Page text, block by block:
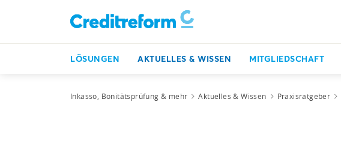
LÖSUNGEN AKTUELLES & WISSEN MITGLIEDSCHAFT
Inkasso, Bonitätsprüfung & mehr Aktuelles & Wissen Praxisratgeber